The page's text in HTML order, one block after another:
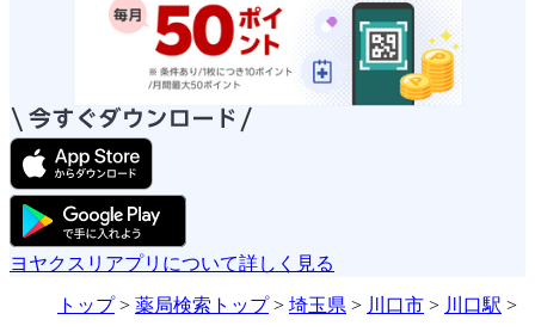
ヨヤクスリアプリについて詳しく見る
トップ> 薬局検索トップ> 埼玉県 > 川口市 > 川口駅 >